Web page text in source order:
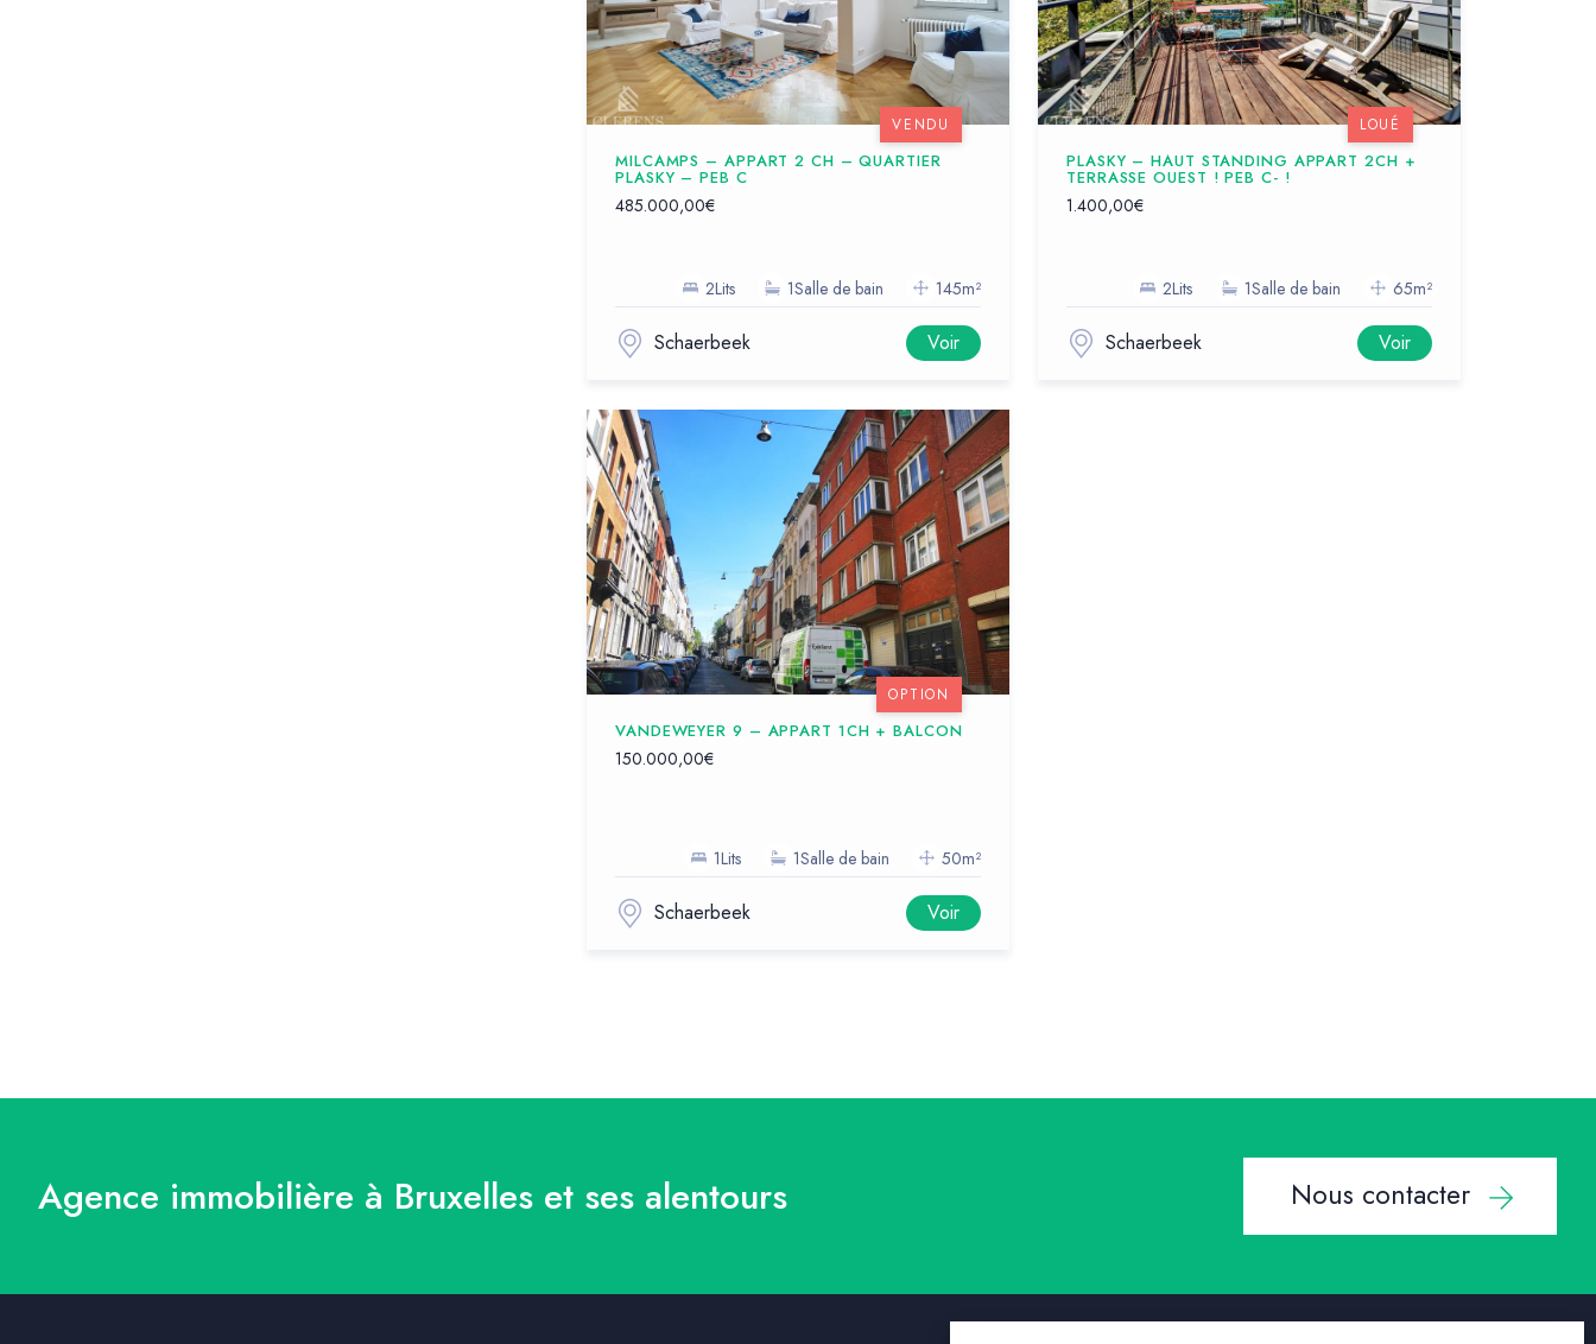
MILCAMPS – APPART 2 CH – QUARTIER
PLASKY – PEB C
485.000,00€
2Lits 1Salle de bain 145m²
Schaerbeek Voir
VENDU
PLASKY – HAUT STANDING APPART 2CH +
TERRASSE OUEST ! PEB C- !
1.400,00€
2Lits 1Salle de bain 65m²
Schaerbeek Voir
LOUÉ
VANDEWEYER 9 – APPART 1CH + BALCON
150.000,00€
1Lits 1Salle de bain 50m²
Schaerbeek Voir
OPTION
Agence immobilière à Bruxelles et ses alentours Nous contacter